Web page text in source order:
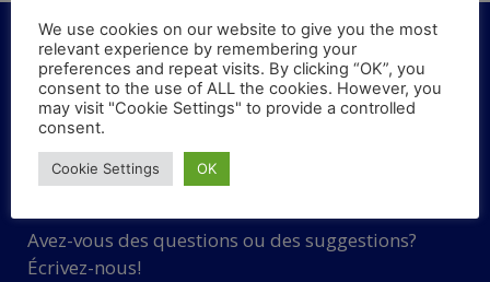
KONTAKT
Haben Sie Fragen oder Vorschläge? Schreiben Sie
Avez-vous des questions ou des suggestions?
Écrivez-nous!
We use cookies on our website to give you the most
relevant experience by remembering your
preferences and repeat visits. By clicking “OK”, you
consent to the use of ALL the cookies. However, you
may visit "Cookie Settings" to provide a controlled
consent.
Cookie Settings OK